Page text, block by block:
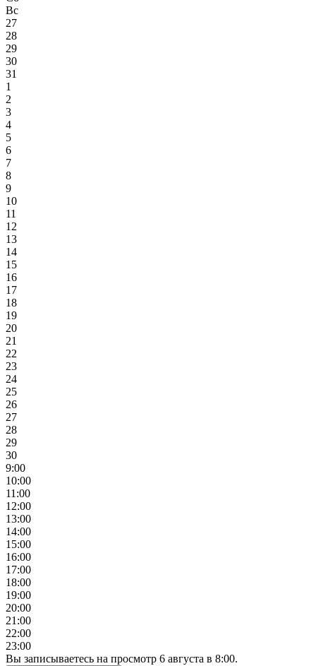
Вс
27
28
29
30
31
1
2
3
4
5
6
7
8
9
10
11
12
13
14
15
16
17
18
19
20
21
22
23
24
25
26
27
28
29
30
9:00
10:00
11:00
12:00
13:00
14:00
15:00
16:00
17:00
18:00
19:00
20:00
21:00
22:00
23:00
Вы записываетесь на просмотр 6 августа в 8:00.